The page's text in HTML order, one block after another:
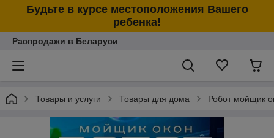
Будьте в курсе местоположения Вашего
ребенка!
Распродажи в Беларуси
Товары и услуги Товары для дома Робот мойщик